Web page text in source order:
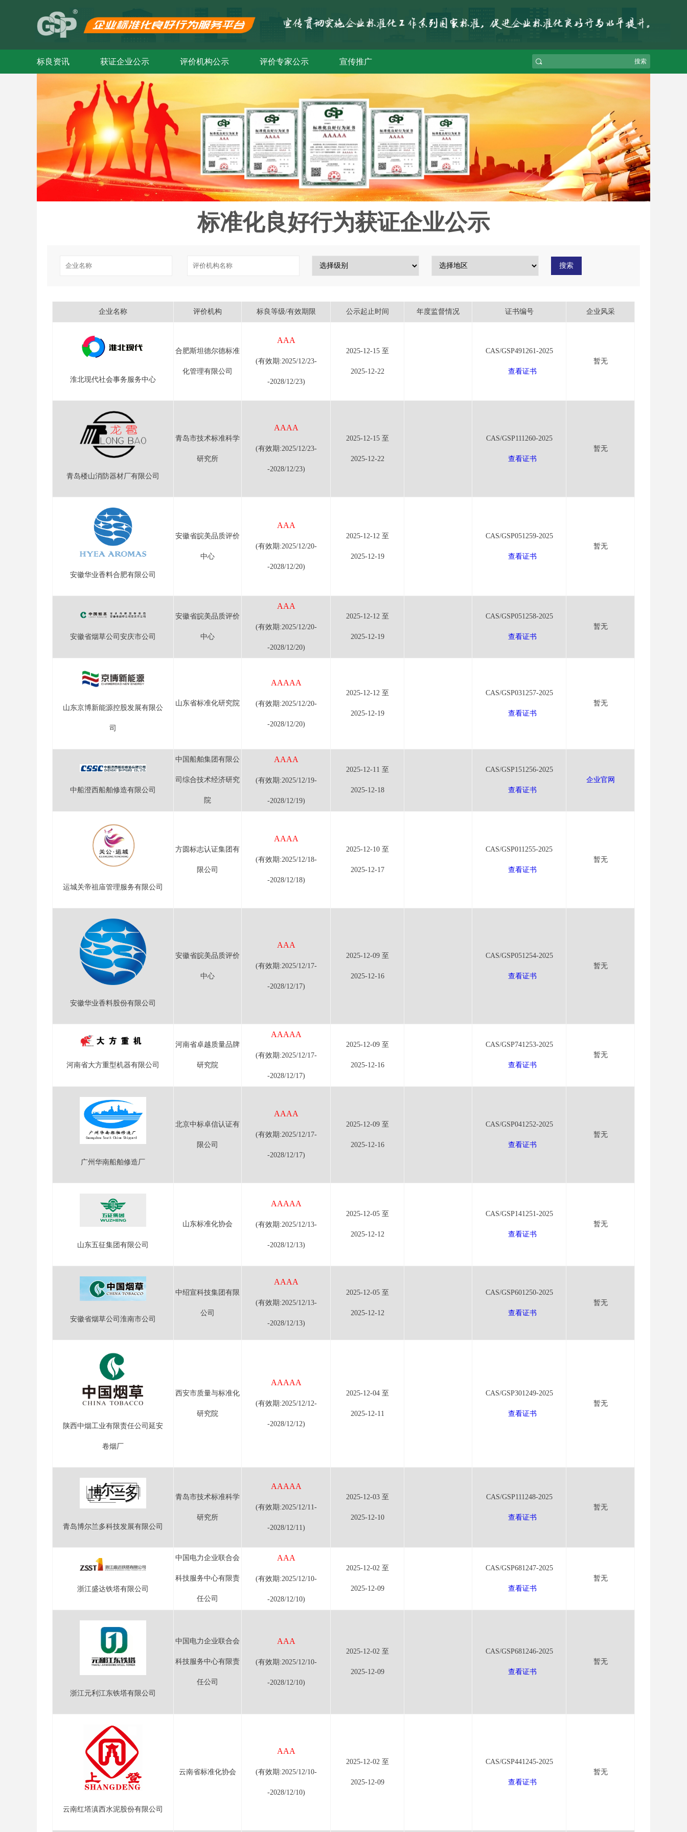
标良资讯 获证企业公示 评价机构公示 评价专家公示 宣传推广 搜索
标准化良好行为获证企业公示
搜索
企业名称 评价机构 标良等级/有效期限 公示起止时间 年度监督情况 证书编号 企业风采
淮北现代社会事务服务中心
合肥斯坦德尔德标准
化管理有限公司
AAA
(有效期:2025/12/23-
-2028/12/23)
2025-12-15 至
2025-12-22
CAS/GSP491261-2025
查看证书
暂无
青岛楼山消防器材厂有限公司
青岛市技术标准科学
研究所
AAAA
(有效期:2025/12/23-
-2028/12/23)
2025-12-15 至
2025-12-22
CAS/GSP111260-2025
查看证书
暂无
安徽华业香料合肥有限公司
安徽省皖美品质评价
中心
AAA
(有效期:2025/12/20-
-2028/12/20)
2025-12-12 至
2025-12-19
CAS/GSP051259-2025
查看证书
暂无
安徽省烟草公司安庆市公司
安徽省皖美品质评价
中心
AAA
(有效期:2025/12/20-
-2028/12/20)
2025-12-12 至
2025-12-19
CAS/GSP051258-2025
查看证书
暂无
山东京博新能源控股发展有限公
司
山东省标准化研究院
AAAAA
(有效期:2025/12/20-
-2028/12/20)
2025-12-12 至
2025-12-19
CAS/GSP031257-2025
查看证书
暂无
中船澄西船舶修造有限公司
中国船舶集团有限公
司综合技术经济研究
院
AAAA
(有效期:2025/12/19-
-2028/12/19)
2025-12-11 至
2025-12-18
CAS/GSP151256-2025
查看证书
企业官网
运城关帝祖庙管理服务有限公司
方圆标志认证集团有
限公司
AAAA
(有效期:2025/12/18-
-2028/12/18)
2025-12-10 至
2025-12-17
CAS/GSP011255-2025
查看证书
暂无
安徽华业香料股份有限公司
安徽省皖美品质评价
中心
AAA
(有效期:2025/12/17-
-2028/12/17)
2025-12-09 至
2025-12-16
CAS/GSP051254-2025
查看证书
暂无
河南省大方重型机器有限公司
河南省卓越质量品牌
研究院
AAAAA
(有效期:2025/12/17-
-2028/12/17)
2025-12-09 至
2025-12-16
CAS/GSP741253-2025
查看证书
暂无
广州华南船舶修造厂
北京中标卓信认证有
限公司
AAAA
(有效期:2025/12/17-
-2028/12/17)
2025-12-09 至
2025-12-16
CAS/GSP041252-2025
查看证书
暂无
山东五征集团有限公司
山东标准化协会
AAAAA
(有效期:2025/12/13-
-2028/12/13)
2025-12-05 至
2025-12-12
CAS/GSP141251-2025
查看证书
暂无
安徽省烟草公司淮南市公司
中绍宣科技集团有限
公司
AAAA
(有效期:2025/12/13-
-2028/12/13)
2025-12-05 至
2025-12-12
CAS/GSP601250-2025
查看证书
暂无
陕西中烟工业有限责任公司延安
卷烟厂
西安市质量与标准化
研究院
AAAAA
(有效期:2025/12/12-
-2028/12/12)
2025-12-04 至
2025-12-11
CAS/GSP301249-2025
查看证书
暂无
青岛博尔兰多科技发展有限公司
青岛市技术标准科学
研究所
AAAAA
(有效期:2025/12/11-
-2028/12/11)
2025-12-03 至
2025-12-10
CAS/GSP111248-2025
查看证书
暂无
浙江盛达铁塔有限公司
中国电力企业联合会
科技服务中心有限责
任公司
AAA
(有效期:2025/12/10-
-2028/12/10)
2025-12-02 至
2025-12-09
CAS/GSP681247-2025
查看证书
暂无
浙江元利江东铁塔有限公司
中国电力企业联合会
科技服务中心有限责
任公司
AAA
(有效期:2025/12/10-
-2028/12/10)
2025-12-02 至
2025-12-09
CAS/GSP681246-2025
查看证书
暂无
云南红塔滇西水泥股份有限公司
云南省标准化协会
AAA
(有效期:2025/12/10-
-2028/12/10)
2025-12-02 至
2025-12-09
CAS/GSP441245-2025
查看证书
暂无